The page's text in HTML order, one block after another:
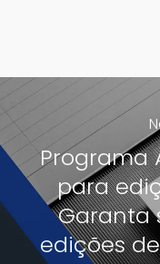
Programa
para
Garanta
edições